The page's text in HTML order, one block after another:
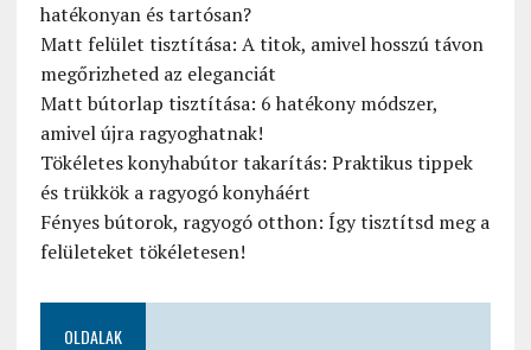
hatékonyan és tartósan?
Matt felület tisztítása: A titok, amivel hosszú távon
megőrizheted az eleganciát
Matt bútorlap tisztítása: 6 hatékony módszer,
amivel újra ragyoghatnak!
Tökéletes konyhabútor takarítás: Praktikus tippek
és trükkök a ragyogó konyháért
Fényes bútorok, ragyogó otthon: Így tisztítsd meg a
felületeket tökéletesen!
OLDALAK